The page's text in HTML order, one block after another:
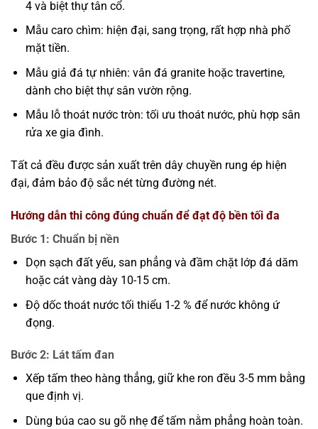
4 và biệt thự tân cổ.
Mẫu caro chìm: hiện đại, sang trọng, rất hợp nhà phố
mặt tiền.
Mẫu giả đá tự nhiên: vân đá granite hoặc travertine,
dành cho biệt thự sân vườn rộng.
Mẫu lỗ thoát nước tròn: tối ưu thoát nước, phù hợp sân
rửa xe gia đình.
Tất cả đều được sản xuất trên dây chuyền rung ép hiện
đại, đảm bảo độ sắc nét từng đường nét.
Hướng dẫn thi công đúng chuẩn để đạt độ bền tối đa
Bước 1: Chuẩn bị nền
Dọn sạch đất yếu, san phẳng và đầm chặt lớp đá dăm
hoặc cát vàng dày 10-15 cm.
Độ dốc thoát nước tối thiểu 1-2 % để nước không ứ
đọng.
Bước 2: Lát tấm đan
Xếp tấm theo hàng thẳng, giữ khe ron đều 3-5 mm bằng
que định vị.
Dùng búa cao su gõ nhẹ để tấm nằm phẳng hoàn toàn.